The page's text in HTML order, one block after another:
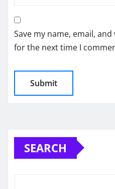
Save my name, email,
for the next time I
SEARCH